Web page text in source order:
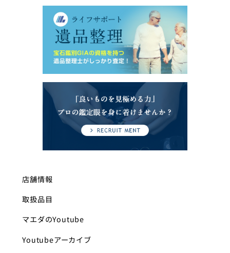
店舗情報
取扱品目
マエダのYoutube
Youtubeアーカイブ